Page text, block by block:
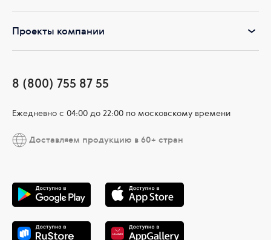
Проекты компании
8 (800) 755 87 55
Ежедневно c 04:00 до 22:00 по московскому времени
Доставляем продукцию в 60+ стран